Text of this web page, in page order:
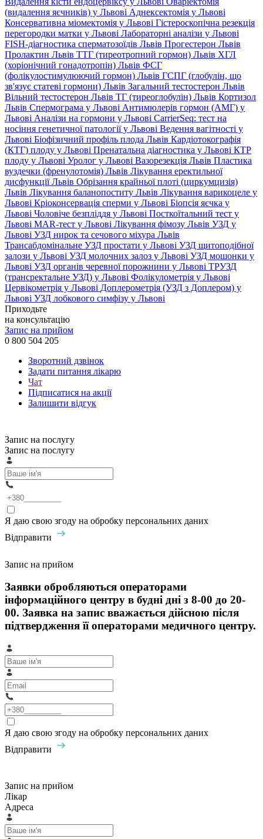
(видалення яєчників) у Львові Аднексектомія у Львові
Консервативна міомектомія у Львові Гістероскопічна резекція
перегородки матки у Львові Лабораторні аналізи у Львові
FISH-діагностика сперматозоїдів Львів Прогестерон Львів
Пролактин Львів ТТГ (тиреотропний гормон) Львів ХГЛ
(хоріонічний гонадотропін) Львів ФСГ
(фолікулостимулюючий гормон) Львів ГСПГ (глобулін, що
зв'язує статеві гормони) Львів Загальний тестостерон Львів
Вільний тестостерон Львів ТГ (тиреоглобулін) Львів Кортизол
Львів Спермограма у Львові Антимюлерів гормон (АМГ) у
Львові Аналізи на гормони у Львові CarrierSeq: тест на
носіння генетичної патології у Львові Ведення вагітності у
Львові Біофізичний профіль плода Львів Кардіотокографія
(КТГ) плоду у Львові Пренатальна діагностика у Львові КТР
плоду у Львові Уролог у Львові Вазорезекція Львів Пластика
вуздечки (френулотомія) Львів Лікування еректильної
дисфункції Львів Обрізання крайньої плоті (циркумцизія)
Львів Лікування баланопоститу Львів Лікування варикоцеле у
Львові Кріоконсервація сперми у Львові Біопсія яєчка у
Львові Чоловіче безпліддя у Львові Посткоїтальний тест у
Львові MAR-тест у Львові Лікування фімозу Львів УЗД у
Львові УЗД нирок та сечового міхура Львів
Трансабдомінальне УЗД простати у Львові УЗД щитоподібної
залози у Львові УЗД молочних залоз у Львові УЗД мошонки у
Львові УЗД органів черевної порожнини у Львові ТРУЗД
(трансректальне УЗД) у Львові Фолікулометрія у Львові
Цервікометрія у Львові Доплерометрія (УЗД з Доплером) у
Львові УЗД лобкового симфізу у Львові
Приходьте
на консультацію
Запис на прийом
0 800 504 205
Зворотний дзвінок
Задати питання лікарю
Чат
Підписатися на акції
Залишити відгук
Запис на послугу
Запис на послугу
Я даю свою згоду на обробку персональних даних
Відправити
Запис на прийом
Заявки обробляються операторами
інформаційного центру в будні дні з 8-00 до 20-
00. Заявка на запис вважається дійсною після
підтвердження її операторами медичного центру.
Я даю свою згоду на обробку персональних даних
Відправити
Запис на прийом
Лікар
Адреса